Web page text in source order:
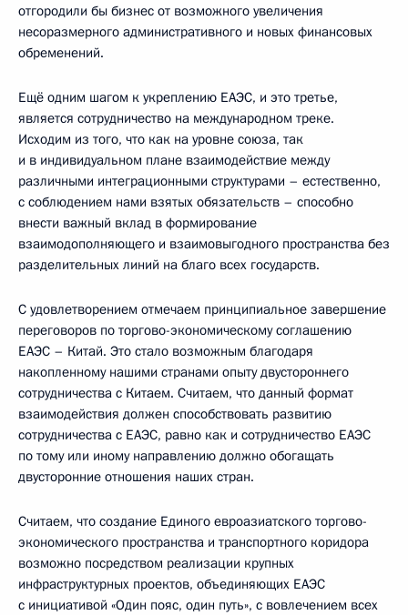
отгородили бы бизнес от возможного увеличения
несоразмерного административного и новых финансовых
обременений.
Ещё одним шагом к укреплению ЕАЭС, и это третье,
является сотрудничество на международном треке.
Исходим из того, что как на уровне союза, так
и в индивидуальном плане взаимодействие между
различными интеграционными структурами – естественно,
с соблюдением нами взятых обязательств – способно
внести важный вклад в формирование
взаимодополняющего и взаимовыгодного пространства без
разделительных линий на благо всех государств.
С удовлетворением отмечаем принципиальное завершение
переговоров по торгово-экономическому соглашению
ЕАЭС – Китай. Это стало возможным благодаря
накопленному нашими странами опыту двустороннего
сотрудничества с Китаем. Считаем, что данный формат
взаимодействия должен способствовать развитию
сотрудничества с ЕАЭС, равно как и сотрудничество ЕАЭС
по тому или иному направлению должно обогащать
двусторонние отношения наших стран.
Считаем, что создание Единого евроазиатского торгово-
экономического пространства и транспортного коридора
возможно посредством реализации крупных
инфраструктурных проектов, объединяющих ЕАЭС
с инициативой «Один пояс, один путь», с вовлечением всех